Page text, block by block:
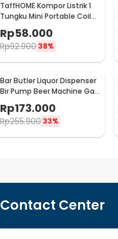
TaffHOME Kompor Listrik 1
Tungku Mini Portable Coil
Hot Plate 500W - C1-1000-
03
Rp58.000
Rp92.900 38%
Bar Butler Liquor Dispenser
Bir Pump Beer Machine Gas
Station 900ml - P-36
Rp173.000
Rp255.900 33%
Contact Center